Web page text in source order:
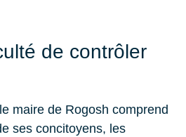
de contrôler
maire de Rogosh comprend
ses concitoyens, les